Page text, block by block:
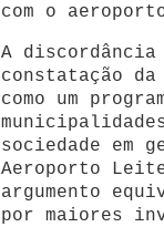
com o
A
constatação
como um
sociedade em
Aeroporto
argumento
por maiores